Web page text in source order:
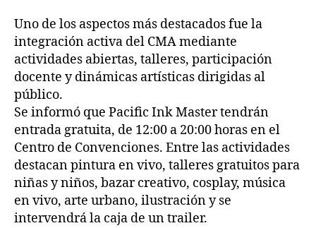
Uno de los aspectos más destacados fue la
integración activa del CMA mediante
actividades abiertas, talleres, participación
docente y dinámicas artísticas dirigidas al
público.
Se informó que Pacific Ink Master tendrán
entrada gratuita, de 12:00 a 20:00 horas en el
Centro de Convenciones. Entre las actividades
destacan pintura en vivo, talleres gratuitos para
niñas y niños, bazar creativo, cosplay, música
en vivo, arte urbano, ilustración y se
intervendrá la caja de un trailer.